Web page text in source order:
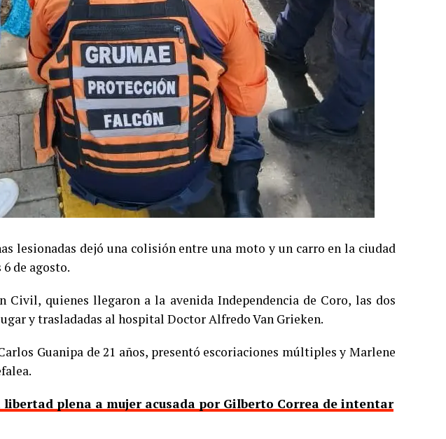
lesionadas dejó una colisión entre una moto y un carro en la ciudad
de agosto.
Civil, quienes llegaron a la avenida Independencia de Coro, las dos
y trasladadas al hospital Doctor Alfredo Van Grieken.
Guanipa de 21 años, presentó escoriaciones múltiples y Marlene
plena a mujer acusada por Gilberto Correa de intentar